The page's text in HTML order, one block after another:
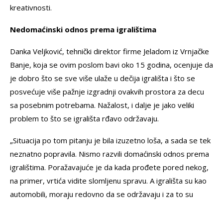
kreativnosti.
Nedomaćinski odnos prema igralištima
Danka Veljković, tehnički direktor firme Jeladom iz Vrnjačke
Banje, koja se ovim poslom bavi oko 15 godina, ocenjuje da
je dobro što se sve više ulaže u dečija igrališta i što se
posvećuje više pažnje izgradnji ovakvih prostora za decu
sa posebnim potrebama. Nažalost, i dalje je jako veliki
problem to što se igrališta rđavo održavaju.
„Situacija po tom pitanju je bila izuzetno loša, a sada se tek
neznatno popravila. Nismo razvili domaćinski odnos prema
igralištima. Poražavajuće je da kada prođete pored nekog,
na primer, vrtića vidite slomljenu spravu. A igrališta su kao
automobili, moraju redovno da se održavaju i za to su